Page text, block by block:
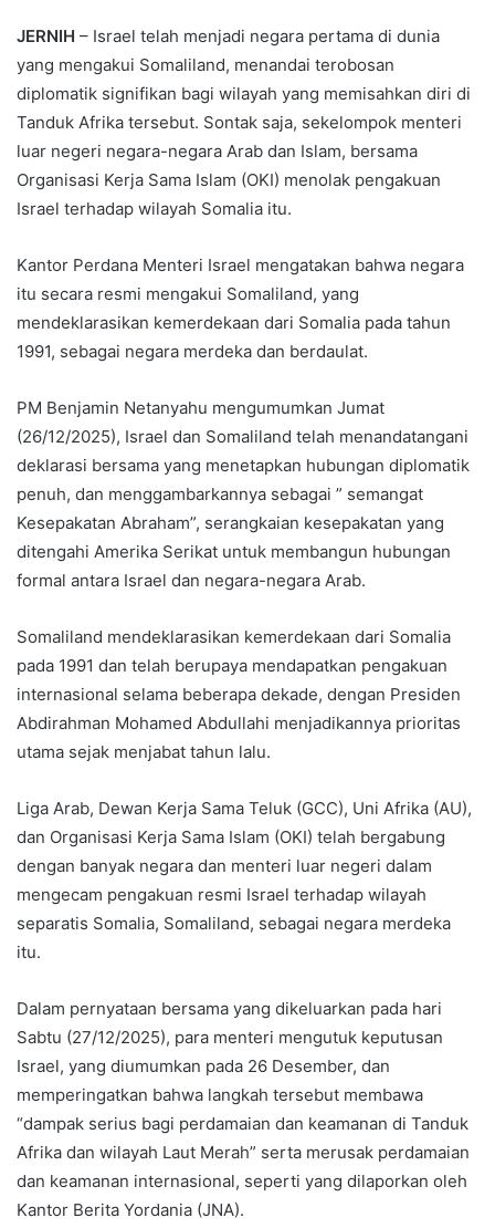
JERNIH – Israel telah menjadi negara pertama di dunia
yang mengakui Somaliland, menandai terobosan
diplomatik signifikan bagi wilayah yang memisahkan diri di
Tanduk Afrika tersebut. Sontak saja, sekelompok menteri
luar negeri negara-negara Arab dan Islam, bersama
Organisasi Kerja Sama Islam (OKI) menolak pengakuan
Israel terhadap wilayah Somalia itu.
Kantor Perdana Menteri Israel mengatakan bahwa negara
itu secara resmi mengakui Somaliland, yang
mendeklarasikan kemerdekaan dari Somalia pada tahun
1991, sebagai negara merdeka dan berdaulat.
PM Benjamin Netanyahu mengumumkan Jumat
(26/12/2025), Israel dan Somaliland telah menandatangani
deklarasi bersama yang menetapkan hubungan diplomatik
penuh, dan menggambarkannya sebagai ” semangat
Kesepakatan Abraham”, serangkaian kesepakatan yang
ditengahi Amerika Serikat untuk membangun hubungan
formal antara Israel dan negara-negara Arab.
Somaliland mendeklarasikan kemerdekaan dari Somalia
pada 1991 dan telah berupaya mendapatkan pengakuan
internasional selama beberapa dekade, dengan Presiden
Abdirahman Mohamed Abdullahi menjadikannya prioritas
utama sejak menjabat tahun lalu.
Liga Arab, Dewan Kerja Sama Teluk (GCC), Uni Afrika (AU),
dan Organisasi Kerja Sama Islam (OKI) telah bergabung
dengan banyak negara dan menteri luar negeri dalam
mengecam pengakuan resmi Israel terhadap wilayah
separatis Somalia, Somaliland, sebagai negara merdeka
itu.
Dalam pernyataan bersama yang dikeluarkan pada hari
Sabtu (27/12/2025), para menteri mengutuk keputusan
Israel, yang diumumkan pada 26 Desember, dan
memperingatkan bahwa langkah tersebut membawa
“dampak serius bagi perdamaian dan keamanan di Tanduk
Afrika dan wilayah Laut Merah” serta merusak perdamaian
dan keamanan internasional, seperti yang dilaporkan oleh
Kantor Berita Yordania (JNA).